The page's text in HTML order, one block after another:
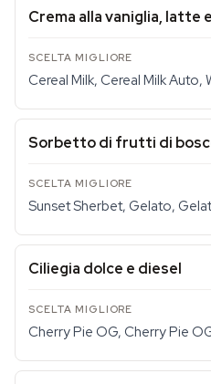
Crema alla vaniglia, latte
Cereal Milk, Cereal Milk Auto,
Sorbetto di frutti di
Sunset Sherbet, Gelato,
Ciliegia dolce e diesel
Cherry Pie OG, Cherry Pie